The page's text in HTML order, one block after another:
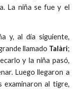
La niña se fue y el
y, al día siguiente,
llamado Talàri;
y la niña pasó,
Luego llegaron a
examinaron al tigre,